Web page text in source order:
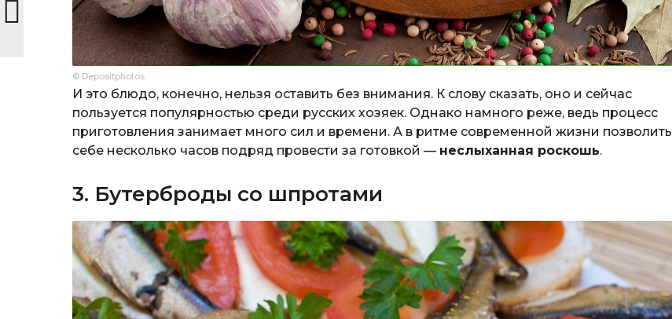
© Depositphotos
И это блюдо, конечно, нельзя оставить без внимания. К слову сказать, оно и сейчас
пользуется популярностью среди русских хозяек. Однако намного реже, ведь процесс
приготовления занимает много сил и времени. А в ритме современной жизни позволить
себе несколько часов подряд провести за готовкой — неслыханная роскошь.
3. Бутерброды со шпротами